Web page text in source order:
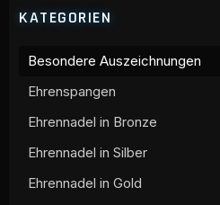
KATEGORIEN
Besondere Auszeichnungen
Ehrenspangen
Ehrennadel in Bronze
Ehrennadel in Silber
Ehrennadel in Gold